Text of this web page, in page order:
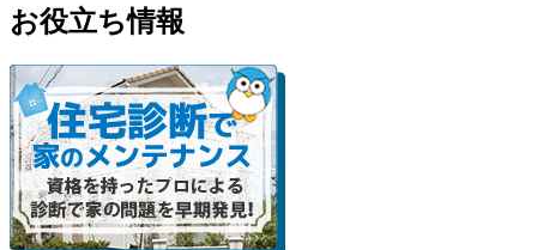
お役立ち情報